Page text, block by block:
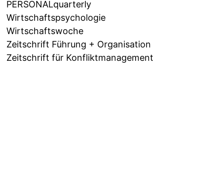
PERSONALquarterly
Wirtschaftspsychologie
Wirtschaftswoche
Zeitschrift Führung + Organisation
Zeitschrift für Konfliktmanagement